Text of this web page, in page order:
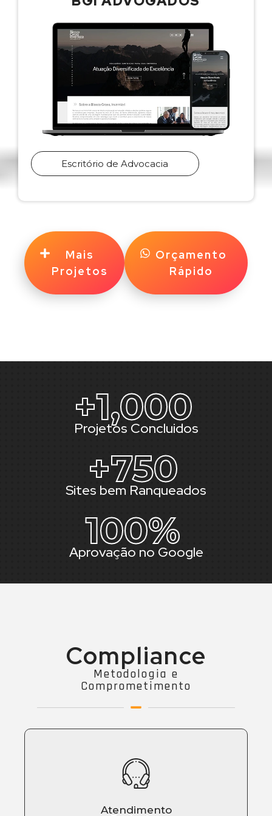
Escritório de Advocacia
Mais
Projetos
Orçamento
Rápido
+1,000
Projetos Concluidos
+750
Sites bem Ranqueados
100%
Aprovação no Google
Compliance
Metodologia e
Comprometimento
Atendimento